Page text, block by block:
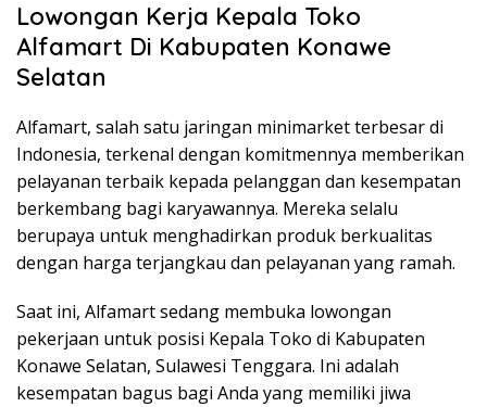
Lowongan Kerja Kepala Toko
Alfamart Di Kabupaten Konawe
Selatan
Alfamart, salah satu jaringan minimarket terbesar di
Indonesia, terkenal dengan komitmennya memberikan
pelayanan terbaik kepada pelanggan dan kesempatan
berkembang bagi karyawannya. Mereka selalu
berupaya untuk menghadirkan produk berkualitas
dengan harga terjangkau dan pelayanan yang ramah.
Saat ini, Alfamart sedang membuka lowongan
pekerjaan untuk posisi Kepala Toko di Kabupaten
Konawe Selatan, Sulawesi Tenggara. Ini adalah
kesempatan bagus bagi Anda yang memiliki jiwa